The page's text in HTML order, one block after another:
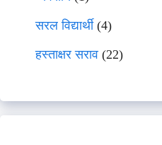
सरल विद्यार्थी(4)
हस्ताक्षर सराव (22)